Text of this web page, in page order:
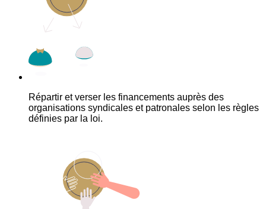
Répartir et verser les financements auprès des
organisations syndicales et patronales selon les règles
définies par la loi.